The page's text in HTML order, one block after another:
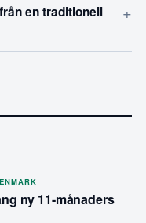
en traditionell
+
ny 11-månaders